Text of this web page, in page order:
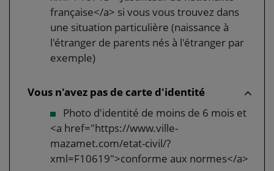
française</a> si vous vous trouvez dans
une situation particulière (naissance à
l'étranger de parents nés à l'étranger par
exemple)
Vous n'avez pas de carte d'identité
Photo d'identité de moins de 6 mois et
<a href="https://www.ville-
mazamet.com/etat-civil/?
xml=F10619">conforme aux normes</a>